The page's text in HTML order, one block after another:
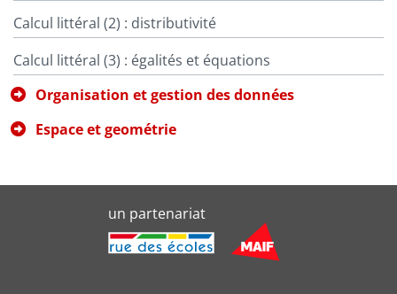
Calcul littéral (2) : distributivité
Calcul littéral (3) : égalités et équations
Organisation et gestion des données
Espace et geométrie
un partenariat